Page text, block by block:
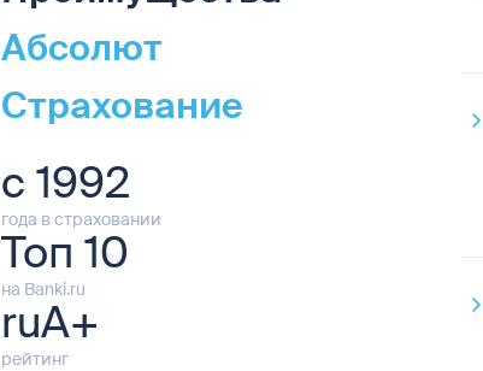
Абсолют
Страхование
с 1992
года в страховании
Топ 10
на Banki.ru
ruA+
рейтинг